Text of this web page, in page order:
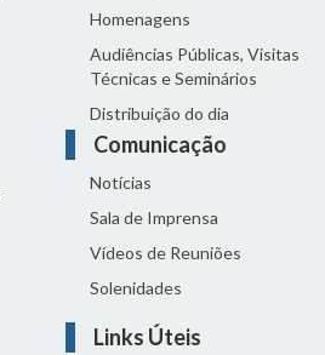
Homenagens
Audiências Públicas, Visitas
Técnicas e Seminários
Distribuição do dia
Comunicação
Notícias
Sala de Imprensa
Vídeos de Reuniões
Solenidades
Links Úteis